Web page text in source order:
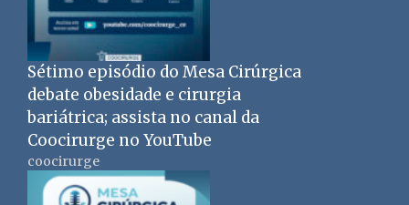
Sétimo episódio do Mesa Cirúrgica
debate obesidade e cirurgia
bariátrica; assista no canal da
Coocirurge no YouTube
coocirurge